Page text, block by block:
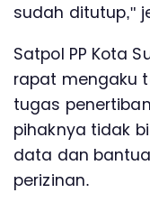
sudah ditutup,"
Satpol PP Kota
rapat mengaku
tugas
pihaknya tidak
data dan
perizinan.